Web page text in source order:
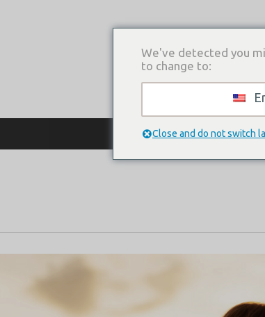
We've detected you
to change to:
Close and do not switch